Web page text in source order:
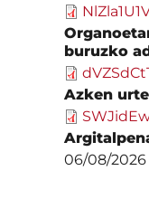
buruzko
Azken
06/08/2026